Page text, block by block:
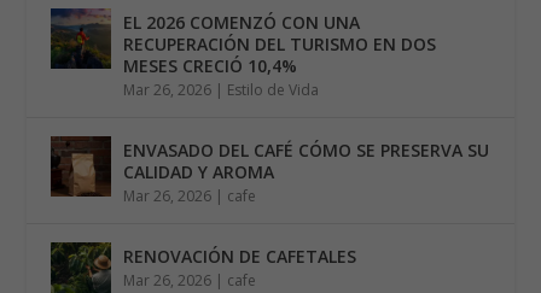
EL 2026 COMENZÓ CON UNA
RECUPERACIÓN DEL TURISMO EN DOS
MESES CRECIÓ 10,4%
Mar 26, 2026 | Estilo de Vida
ENVASADO DEL CAFÉ CÓMO SE PRESERVA SU
CALIDAD Y AROMA
Mar 26, 2026 | cafe
RENOVACIÓN DE CAFETALES
Mar 26, 2026 | cafe